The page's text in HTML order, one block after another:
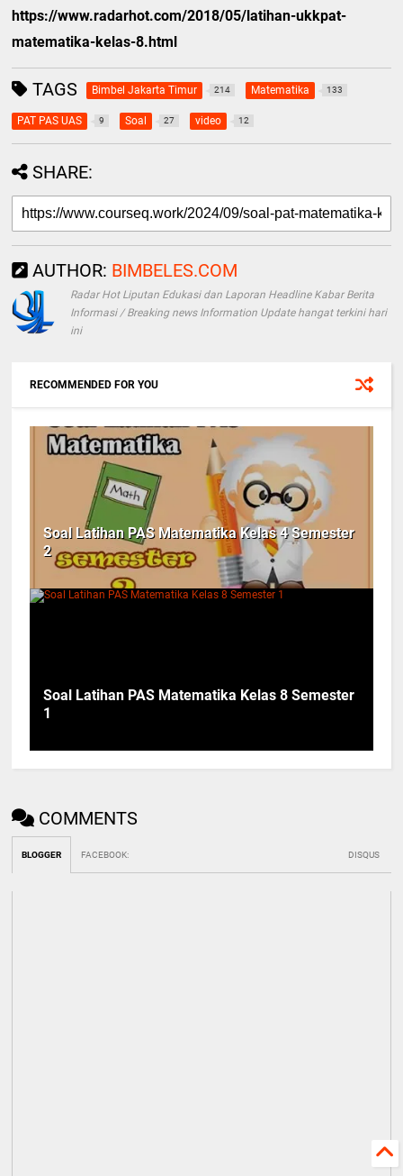
https://www.radarhot.com/2018/05/latihan-ukkpat-
matematika-kelas-8.html
TAGS Bimbel Jakarta Timur 214 Matematika 133
PAT PAS UAS 9 Soal 27 video 12
SHARE:
AUTHOR: BIMBELES.COM
Radar Hot Liputan Edukasi dan Laporan Headline Kabar Berita
Informasi / Breaking news Information Update hangat terkini hari
ini
RECOMMENDED FOR YOU
Soal Latihan PAS Matematika Kelas 4 Semester
2
Soal Latihan PAS Matematika Kelas 8 Semester
1
COMMENTS
BLOGGER FACEBOOK: DISQUS